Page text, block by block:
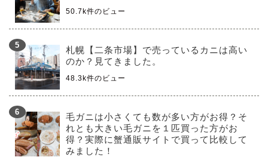
50.7k件のビュー
札幌【二条市場】で売っているカニは高い
のか？見てきました。
48.3k件のビュー
毛ガニは小さくても数が多い方がお得？そ
れとも大きい毛ガニを１匹買った方がお
得？実際に蟹通販サイトで買って比較して
みました！